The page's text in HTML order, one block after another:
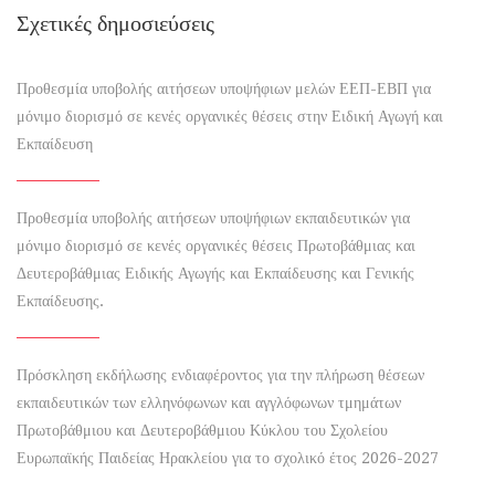
Σχετικές δημοσιεύσεις
Προθεσμία υποβολής αιτήσεων υποψήφιων μελών ΕΕΠ-ΕΒΠ για
μόνιμο διορισμό σε κενές οργανικές θέσεις στην Ειδική Αγωγή και
Εκπαίδευση
Προθεσμία υποβολής αιτήσεων υποψήφιων εκπαιδευτικών για
μόνιμο διορισμό σε κενές οργανικές θέσεις Πρωτοβάθμιας και
Δευτεροβάθμιας Ειδικής Αγωγής και Εκπαίδευσης και Γενικής
Εκπαίδευσης.
Πρόσκληση εκδήλωσης ενδιαφέροντος για την πλήρωση θέσεων
εκπαιδευτικών των ελληνόφωνων και αγγλόφωνων τμημάτων
Πρωτοβάθμιου και Δευτεροβάθμιου Κύκλου του Σχολείου
Ευρωπαϊκής Παιδείας Ηρακλείου για το σχολικό έτος 2026-2027